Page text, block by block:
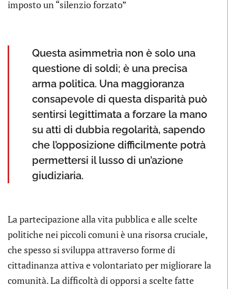
imposto un “silenzio forzato”
Questa asimmetria non è solo una
questione di soldi; è una precisa
arma politica. Una maggioranza
consapevole di questa disparità può
sentirsi legittimata a forzare la mano
su atti di dubbia regolarità, sapendo
che l’opposizione difficilmente potrà
permettersi il lusso di un’azione
giudiziaria.
La partecipazione alla vita pubblica e alle scelte
politiche nei piccoli comuni è una risorsa cruciale,
che spesso si sviluppa attraverso forme di
cittadinanza attiva e volontariato per migliorare la
comunità. La difficoltà di opporsi a scelte fatte